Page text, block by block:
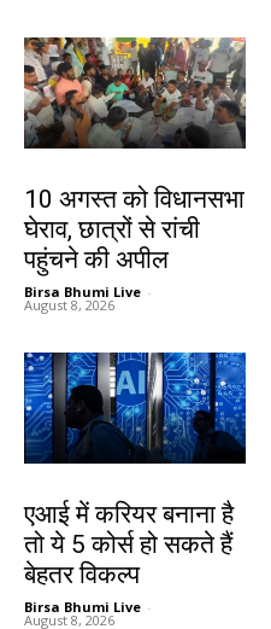
10 अगस्त को विधानसभा
घेराव, छात्रों से रांची
पहुंचने की अपील
Birsa Bhumi Live -
August 8, 2026
एआई में करियर बनाना है
तो ये 5 कोर्स हो सकते हैं
बेहतर विकल्प
Birsa Bhumi Live -
August 8, 2026